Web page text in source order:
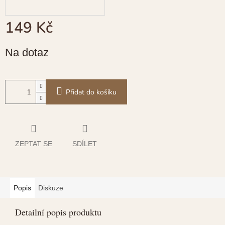
149 Kč
cena:
Na dotaz
Přidat do košíku
ZEPTAT SE SDÍLET
Popis Diskuze
Detailní popis produktu